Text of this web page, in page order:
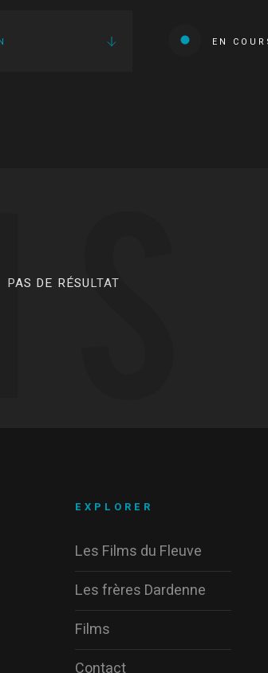
EN
PAS DE RÉSULTAT
EXPLORER
Les Films du Fleuve
Les frères Dardenne
Films
Contact